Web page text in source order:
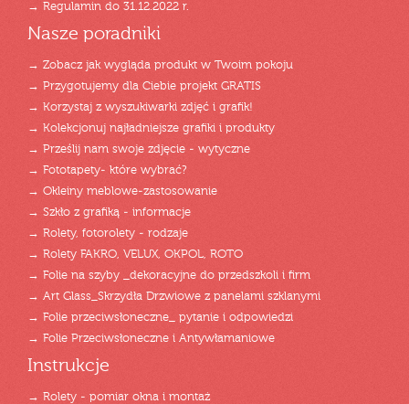
→ Regulamin do 31.12.2022 r.
Nasze poradniki
→ Zobacz jak wygląda produkt w Twoim pokoju
→ Przygotujemy dla Ciebie projekt GRATIS
→ Korzystaj z wyszukiwarki zdjęć i grafik!
→ Kolekcjonuj najładniejsze grafiki i produkty
→ Prześlij nam swoje zdjęcie - wytyczne
→ Fototapety- które wybrać?
→ Okleiny meblowe-zastosowanie
→ Szkło z grafiką - informacje
→ Rolety, fotorolety - rodzaje
→ Rolety FAKRO, VELUX, OKPOL, ROTO
→ Folie na szyby _dekoracyjne do przedszkoli i firm
→ Art Glass_Skrzydła Drzwiowe z panelami szklanymi
→ Folie przeciwsłoneczne_ pytanie i odpowiedzi
→ Folie Przeciwsłoneczne i Antywłamaniowe
Instrukcje
→ Rolety - pomiar okna i montaż